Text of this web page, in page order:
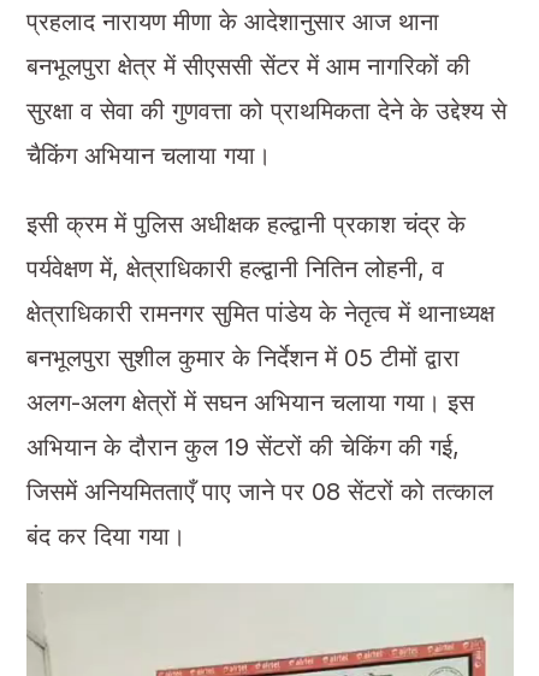
प्रहलाद नारायण मीणा के आदेशानुसार आज थाना
बनभूलपुरा क्षेत्र में सीएससी सेंटर में आम नागरिकों की
सुरक्षा व सेवा की गुणवत्ता को प्राथमिकता देने के उद्देश्य से
चैकिंग अभियान चलाया गया।
इसी क्रम में पुलिस अधीक्षक हल्द्वानी प्रकाश चंद्र के
पर्यवेक्षण में, क्षेत्राधिकारी हल्द्वानी नितिन लोहनी, व
क्षेत्राधिकारी रामनगर सुमित पांडेय के नेतृत्व में थानाध्यक्ष
बनभूलपुरा सुशील कुमार के निर्देशन में 05 टीमों द्वारा
अलग-अलग क्षेत्रों में सघन अभियान चलाया गया। इस
अभियान के दौरान कुल 19 सेंटरों की चेकिंग की गई,
जिसमें अनियमितताएँ पाए जाने पर 08 सेंटरों को तत्काल
बंद कर दिया गया।